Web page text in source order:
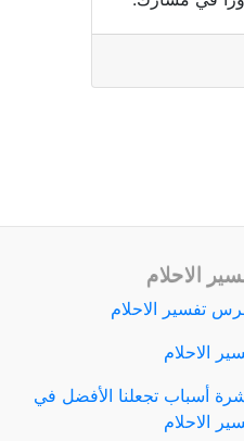
الاحلام
تفسير الاحلام
الاحلام
أسباب تجعلنا الأفضل في
الاحلام